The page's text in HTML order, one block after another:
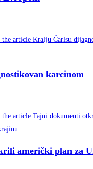
karcinom
američki plan za